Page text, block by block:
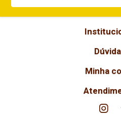
Minha